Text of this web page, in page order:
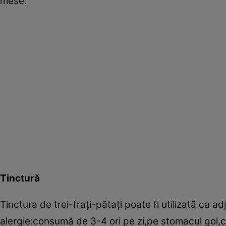
Tinctură
Tinctura de trei-fraţi-pătaţi poate fi utilizată ca
alergie:consumă de 3-4 ori pe zi,pe stomacul